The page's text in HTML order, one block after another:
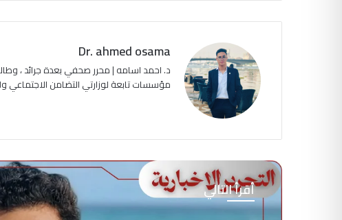
Dr. ahmed osama
د. احمد اسامه | محرر صحفي بعدة جرائد ،
مؤسسات تابعة لوزارتي التضامن الاجتماعي والخارجية
أقرأ التالي